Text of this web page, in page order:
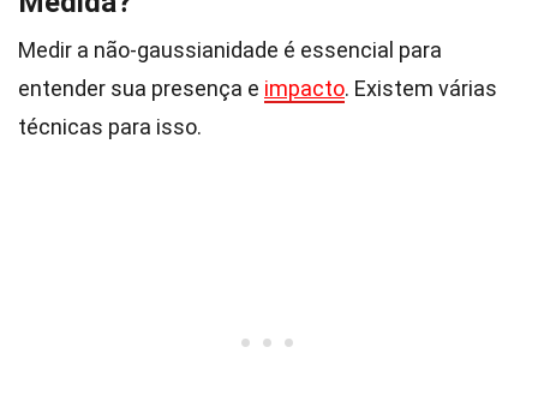
Medir a não-gaussianidade é essencial para
entender sua presença e impacto. Existem várias
técnicas para isso.